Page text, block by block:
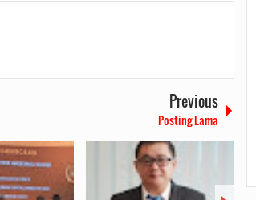
Previous
Posting Lama